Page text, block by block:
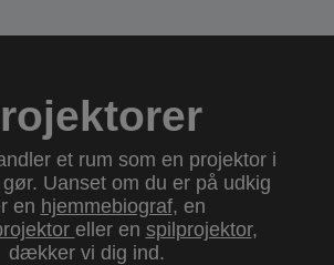
et rum som en projektor i
Uanset om du er på udkig
en hjemmebiograf, en
eller en spilprojektor,
dækker vi dig ind.